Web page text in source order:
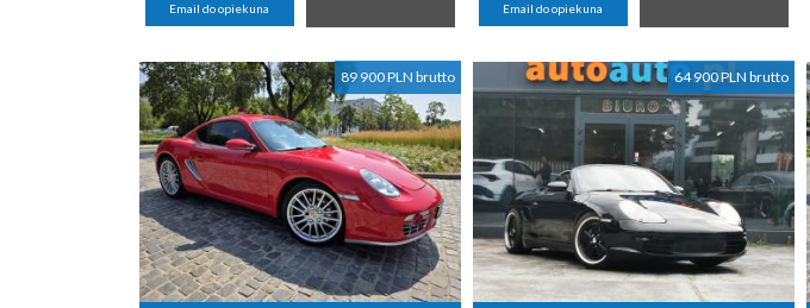
Email do opiekuna Email do opiekuna
89 900 PLN brutto 64 900 PLN brutto